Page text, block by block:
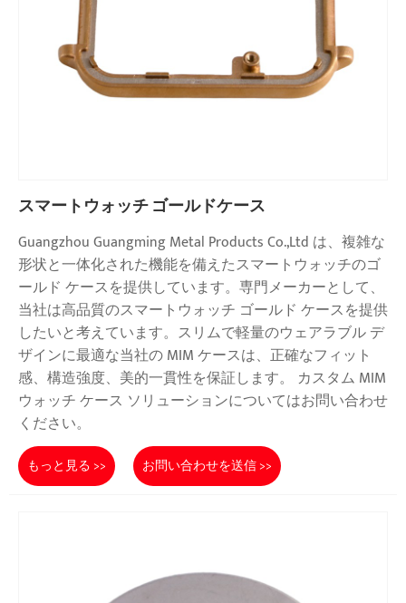
スマートウォッチ ゴールドケース
Guangzhou Guangming Metal Products Co.,Ltd は、複雑な
形状と一体化された機能を備えたスマートウォッチのゴ
ールド ケースを提供しています。専門メーカーとして、
当社は高品質のスマートウォッチ ゴールド ケースを提供
したいと考えています。スリムで軽量のウェアラブル デ
ザインに最適な当社の MIM ケースは、正確なフィット
感、構造強度、美的一貫性を保証します。 カスタム MIM
ウォッチ ケース ソリューションについてはお問い合わせ
ください。
もっと見る >> お問い合わせを送信 >>